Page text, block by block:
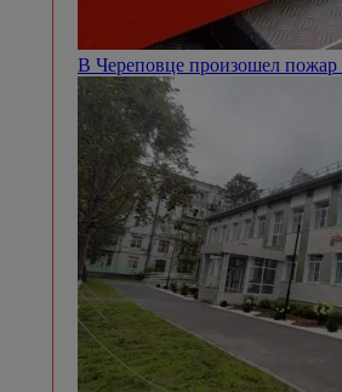
В Череповце произошел пожар